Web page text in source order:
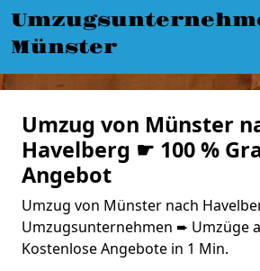
Münster
Umzug von Münster
Havelberg ☛ 100 %
Angebot
Umzug von Münster nach
Umzugsunternehmen ➨ Umzüge
Kostenlose Angebote in 1 Min.